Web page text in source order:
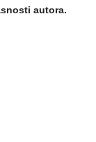
autora.